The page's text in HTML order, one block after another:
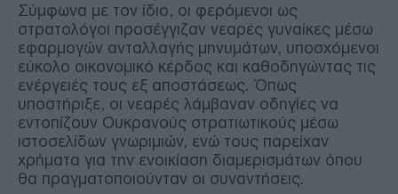
Σύμφωνα με τον ίδιο, οι φερόμενοι ως
στρατολόγοι προσέγγιζαν νεαρές γυναίκες μέσω
εφαρμογών ανταλλαγής μηνυμάτων, υποσχόμενοι
εύκολο οικονομικό κέρδος και καθοδηγώντας τις
ενέργειές τους εξ αποστάσεως. Όπως
υποστήριξε, οι νεαρές λάμβαναν οδηγίες να
εντοπίζουν Ουκρανούς στρατιωτικούς μέσω
ιστοσελίδων γνωριμιών, ενώ τους παρείχαν
χρήματα για την ενοικίαση διαμερισμάτων όπου
θα πραγματοποιούνταν οι συναντήσεις.